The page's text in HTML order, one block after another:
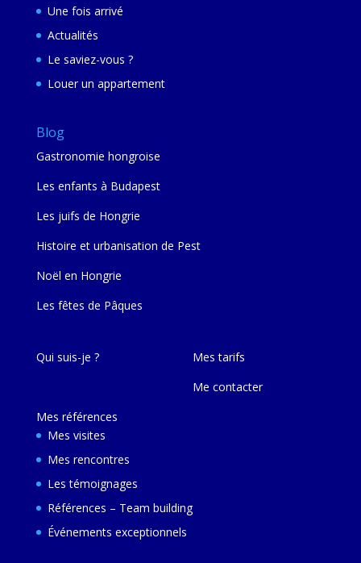
Une fois arrivé
Actualités
Le saviez-vous ?
Louer un appartement
Blog
Gastronomie hongroise
Les enfants à Budapest
Les juifs de Hongrie
Histoire et urbanisation de Pest
Noël en Hongrie
Les fêtes de Pâques
Qui suis-je ?
Mes références
Mes visites
Mes rencontres
Les témoignages
Références – Team building
Événements exceptionnels
Mes tarifs
Me contacter